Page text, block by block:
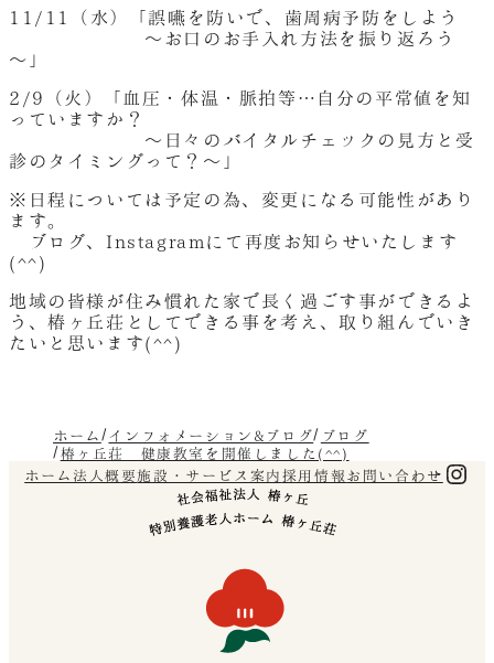
11/11（水）「誤嚥を防いで、歯周病予防をしよう
～お口のお手入れ方法を振り返ろう
～」
2/9（火）「血圧・体温・脈拍等…自分の平常値を知
っていますか？
～日々のバイタルチェックの見方と受
診のタイミングって？～」
※日程については予定の為、変更になる可能性があり
ます。
ブログ、Instagramにて再度お知らせいたします
(^^)
地域の皆様が住み慣れた家で長く過ごす事ができるよ
う、椿ヶ丘荘としてできる事を考え、取り組んでいき
たいと思います(^^)
ホーム インフォメーション&ブログ
ブログ
椿ヶ丘荘 健康教室を開催しました(^^)
ホーム 法人概要施設・サービス案内採用情報 お問い合わせ